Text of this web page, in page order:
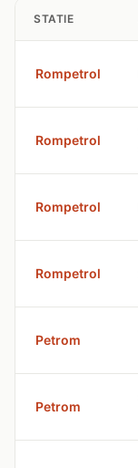
STATIE
Rompetrol
Rompetrol
Rompetrol
Rompetrol
Petrom
Petrom